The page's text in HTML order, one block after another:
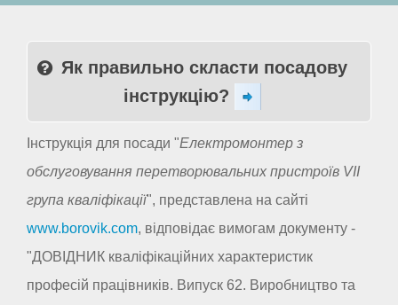
Як правильно скласти посадову
інструкцію?
Інструкція для посади "Електромонтер з
обслуговування перетворювальних пристроїв VII
група кваліфікації", представлена на сайті
www.borovik.com, відповідає вимогам документу -
"ДОВІДНИК кваліфікаційних характеристик
професій працівників. Випуск 62. Виробництво та